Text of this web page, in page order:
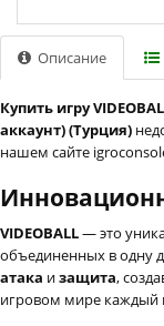
Описание
Купить игру
аккаунт) (Турция)
нашем сайте
VIDEOBALL— это
объединенных в одну
атака изащита,
игровом мире